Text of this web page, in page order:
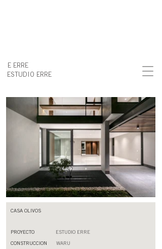
ESTUDIO ERRE
E ERRE
CASA OLIVOS
PROYECTO ESTUDIO ERRE
CONSTRUCCION WARU